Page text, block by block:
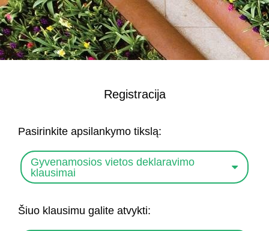
Registracija
Pasirinkite apsilankymo tikslą:
Gyvenamosios vietos deklaravimo
klausimai
Šiuo klausimu galite atvykti: